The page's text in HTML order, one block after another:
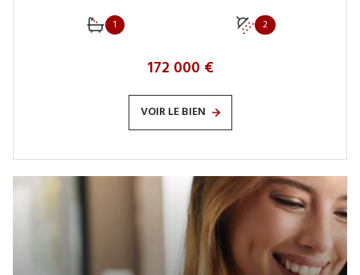
1 2
172 000 €
VOIR LE BIEN